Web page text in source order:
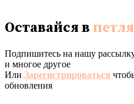
Оставайся в петля
Подпишитесь на нашу
и многое другое
Или Зарегистрироваться
обновления